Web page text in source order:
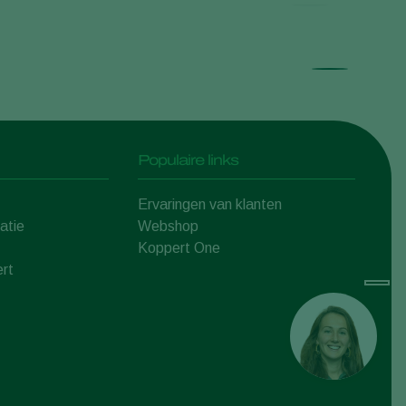
Populaire links
Ervaringen van klanten
Webshop
Koppert One